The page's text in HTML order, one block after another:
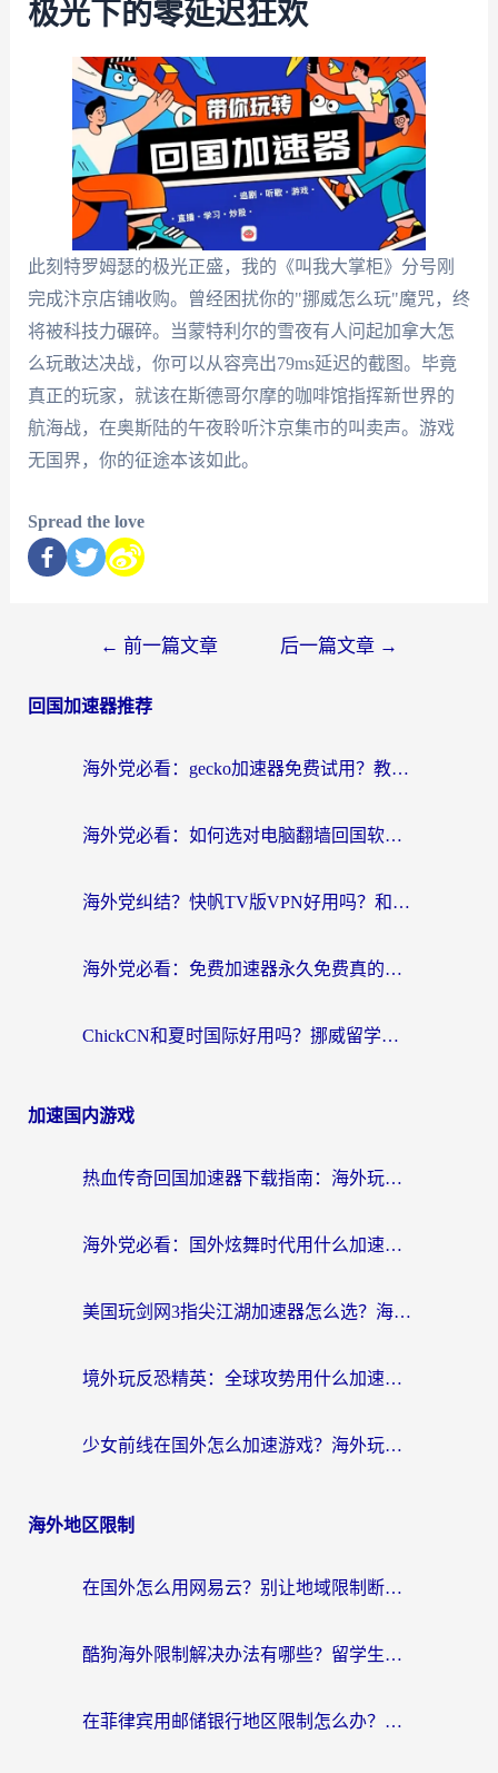
极光下的零延迟狂欢
此刻特罗姆瑟的极光正盛，我的《叫我大掌柜》分号刚
完成汴京店铺收购。曾经困扰你的"挪威怎么玩"魔咒，终
将被科技力碾碎。当蒙特利尔的雪夜有人问起加拿大怎
么玩敢达决战，你可以从容亮出79ms延迟的截图。毕竟
真正的玩家，就该在斯德哥尔摩的咖啡馆指挥新世界的
航海战，在奥斯陆的午夜聆听汴京集市的叫卖声。游戏
无国界，你的征途本该如此。
Spread the love
← 前一篇文章 后一篇文章 →
回国加速器推荐
海外党必看：gecko加速器免费试用？教你选对回国加速器，无缝刷国内剧玩游戏
海外党必看：如何选对电脑翻墙回国软件，轻松解锁国内资源？
海外党纠结？快帆TV版VPN好用吗？和扇贝手游VPN对比哪个回国效果更好？
海外党必看：免费加速器永久免费真的存在吗？教你选对回国加速器无缝刷国内资源
ChickCN和夏时国际好用吗？挪威留学生亲测3款回国加速器，附穿梭和加速喵对比指南
加速国内游戏
热血传奇回国加速器下载指南：海外玩家如何流畅砍怪不卡顿？
海外党必看：国外炫舞时代用什么加速器比较好？解决延迟卡顿的终极方案
美国玩剑网3指尖江湖加速器怎么选？海外党亲测避坑指南
境外玩反恐精英：全球攻势用什么加速器？2026海外玩家亲测实用指南
少女前线在国外怎么加速游戏？海外玩家必看的国服游戏畅玩指南
海外地区限制
在国外怎么用网易云？别让地域限制断了你的中文歌单——附听书社交定位解决方案
酷狗海外限制解决办法有哪些？留学生亲测有效的回国加速指南
在菲律宾用邮储银行地区限制怎么办？海外华人必看的回国加速解决方案